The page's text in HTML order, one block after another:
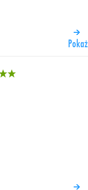
Pokaż